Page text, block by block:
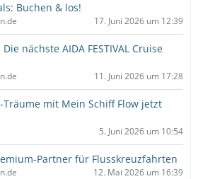
Buchen & los!
17. Juni 2026 um 12:39
Die nächste AIDA FESTIVAL Cruise
11. Juni 2026 um 17:28
Träume mit Mein Schiff Flow jetzt
5. Juni 2026 um 10:54
Partner für Flusskreuzfahrten
12. Mai 2026 um 16:39